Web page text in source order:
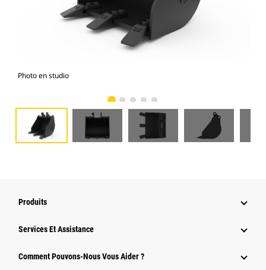
Photo en studio
Produits
Services Et Assistance
Comment Pouvons-Nous Vous Aider ?